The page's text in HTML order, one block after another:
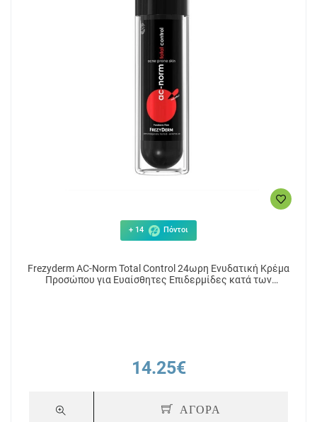
+ 14 Πόντοι
Frezyderm AC-Norm Total Control 24ωρη Ενυδατική Κρέμα
Προσώπου για Ευαίσθητες Επιδερμίδες κατά των
14.25€
ΑΓΟΡΑ